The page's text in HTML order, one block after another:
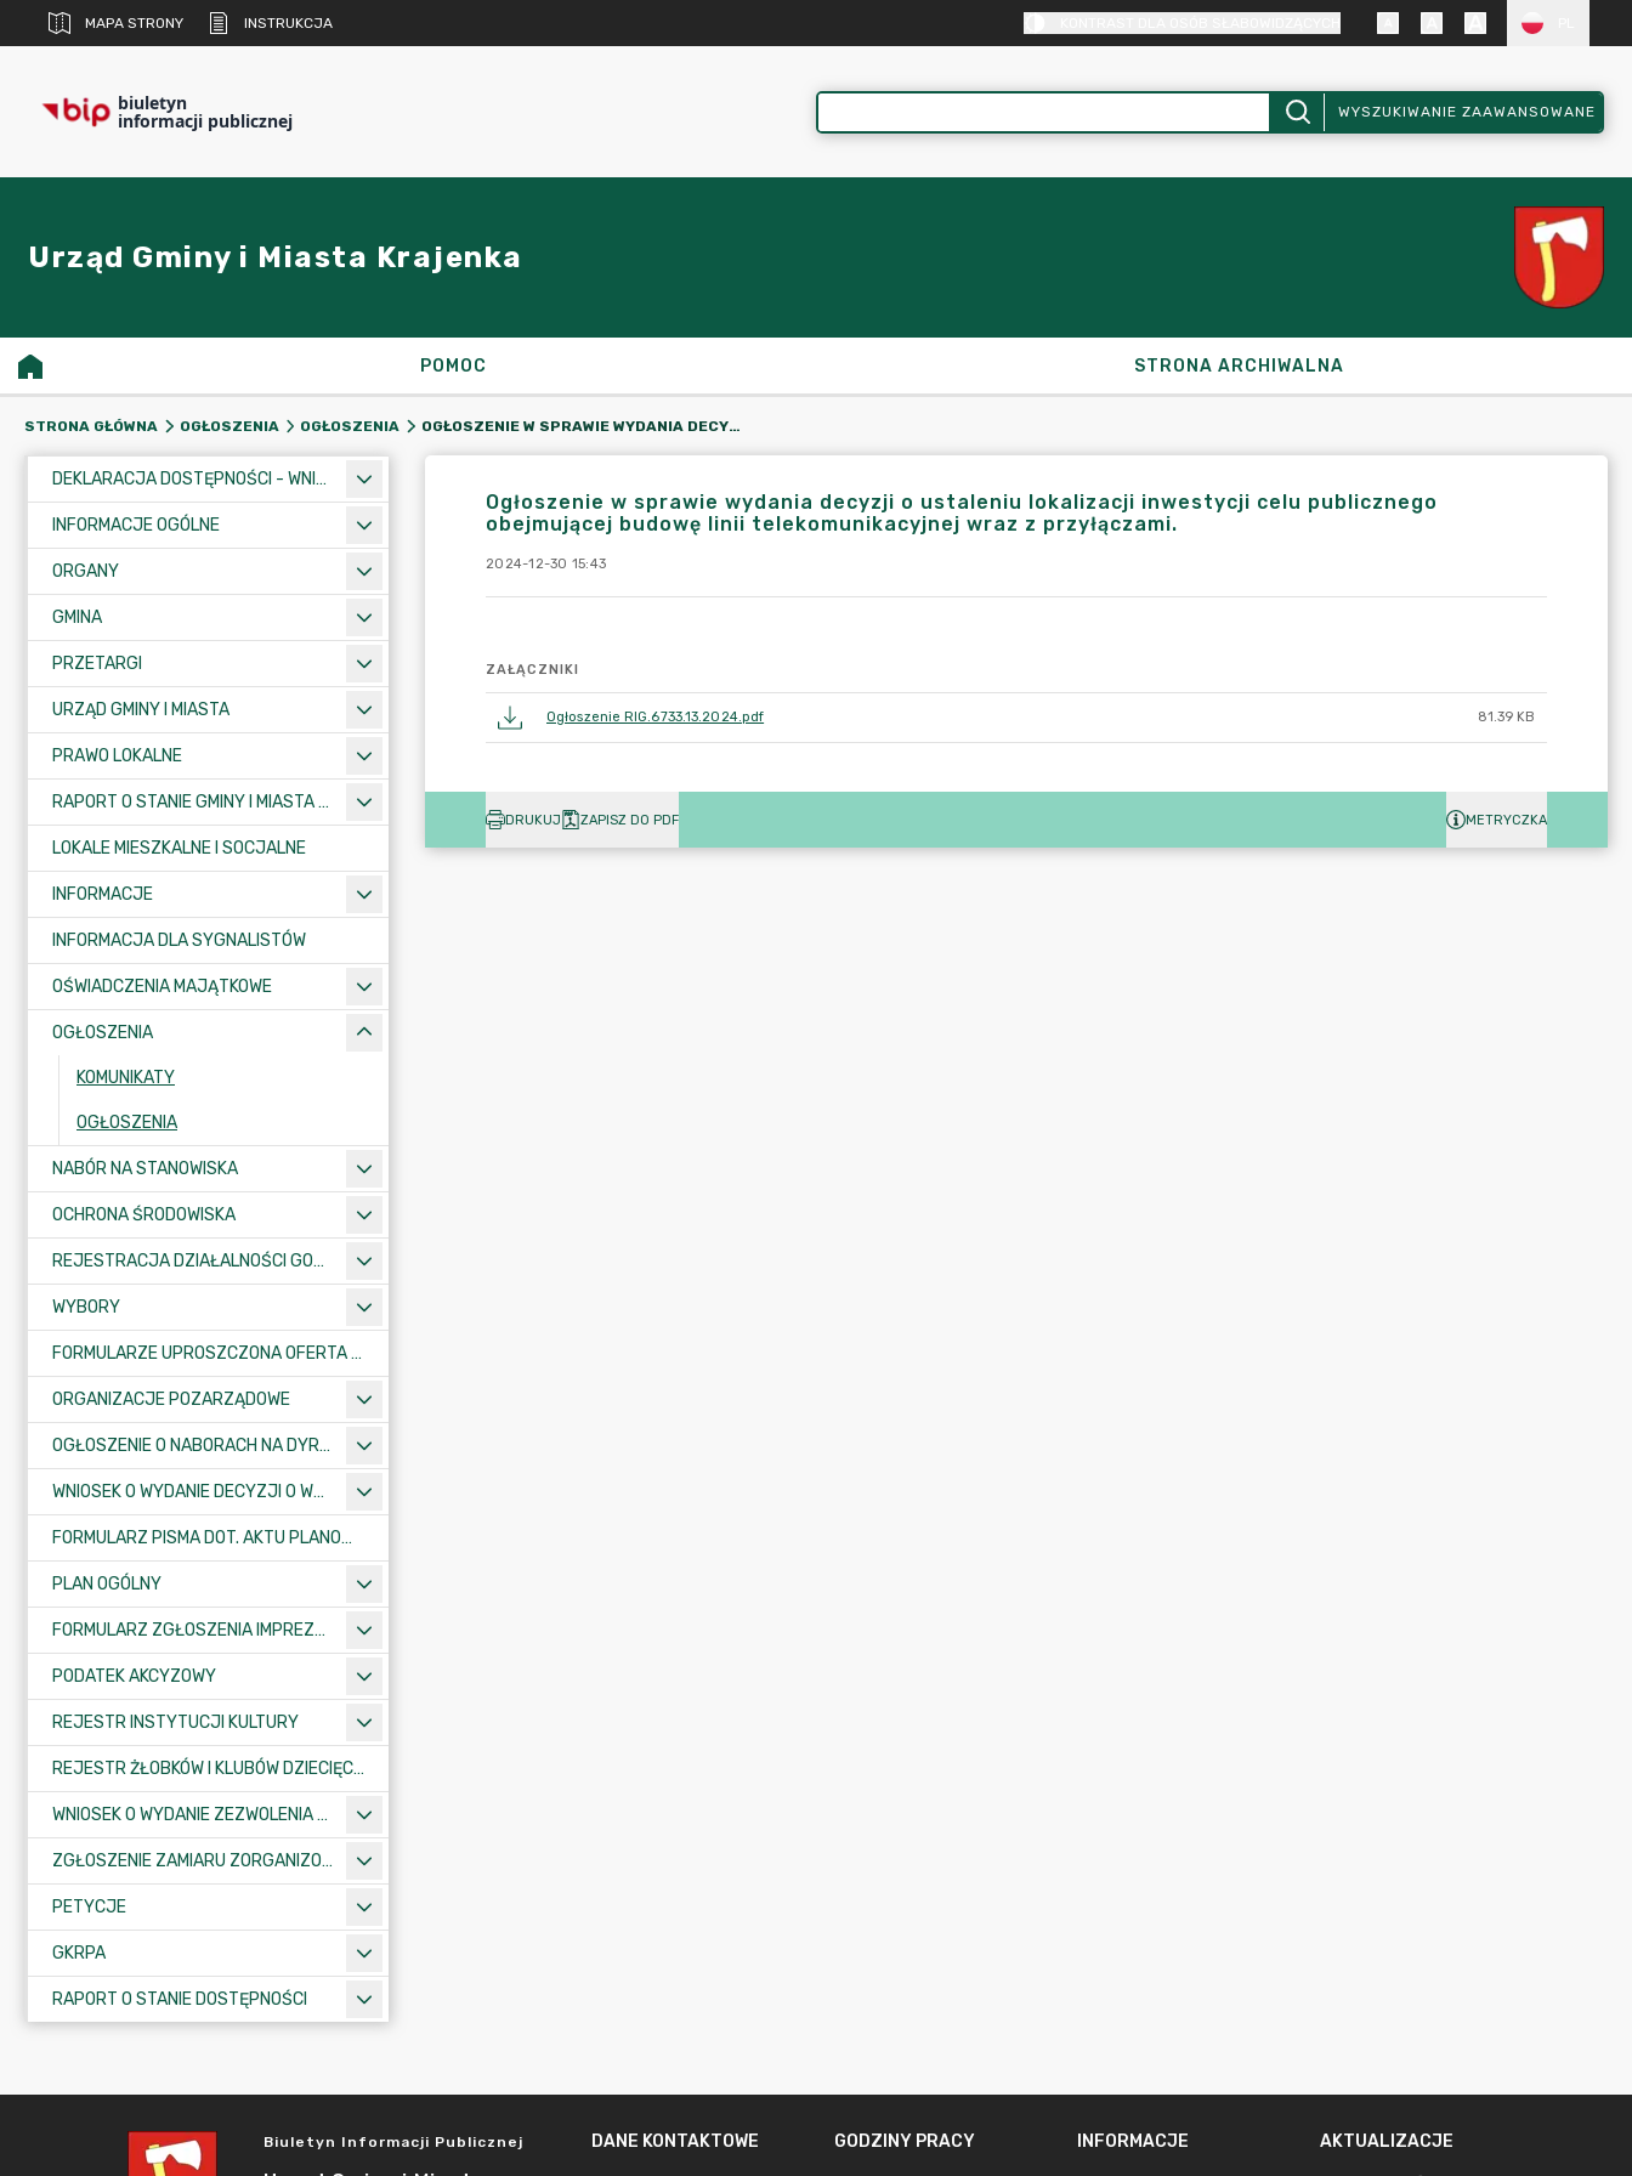
MAPA STRONY INSTRUKCJA
biuletyn
informacji publicznej WYSZUKIWANIE ZAAWANSOWANE
Urząd Gminy i Miasta Krajenka
POMOC STRONA ARCHIWALNA
STRONA GŁÓWNA OGŁOSZENIA OGŁOSZENIA OGŁOSZENIE W SPRAWIE WYDANIA DECYZJI O USTALENIU LOKALIZACJI INWESTYCJI CELU PUBLICZNEGO OBEJMUJĄCEJ BUDOWĘ LINII TELEKOMUNIKACYJNEJ WRAZ Z PRZYŁĄCZAMI.
DEKLARACJA DOSTĘPNOŚCI - WNIOSEK
INFORMACJE OGÓLNE
ORGANY
GMINA
PRZETARGI
URZĄD GMINY I MIASTA
PRAWO LOKALNE
RAPORT O STANIE GMINY I MIASTA KRAJENKA
LOKALE MIESZKALNE I SOCJALNE
INFORMACJE
INFORMACJA DLA SYGNALISTÓW
OŚWIADCZENIA MAJĄTKOWE
OGŁOSZENIA
KOMUNIKATY
OGŁOSZENIA
NABÓR NA STANOWISKA
OCHRONA ŚRODOWISKA
REJESTRACJA DZIAŁALNOŚCI GOSPODARCZEJ
WYBORY
FORMULARZE UPROSZCZONA OFERTA WYKONANIA ZADANIA PUBLICZNEGO
ORGANIZACJE POZARZĄDOWE
OGŁOSZENIE O NABORACH NA DYREKTORÓW PLACÓWEK OŚWIATOWYCH
WNIOSEK O WYDANIE DECYZJI O WARUNKACH ZABUDOWY/O USTALENIE INWESTYCJI CELU PUBLICZNEGO
FORMULARZ PISMA DOT. AKTU PLANOWANIA PRZESTRZENNEGO
PLAN OGÓLNY
FORMULARZ ZGŁOSZENIA IMPREZY SPORTOWO-REKREACYJNEJ, ARTYSTYCZNEJ LUB ROZRYWKOWEJ
PODATEK AKCYZOWY
REJESTR INSTYTUCJI KULTURY
REJESTR ŻŁOBKÓW I KLUBÓW DZIECIĘCYCH
WNIOSEK O WYDANIE ZEZWOLENIA NA ZAJĘCIE PASA DROGOWEGO
ZGŁOSZENIE ZAMIARU ZORGANIZOWANIA ZGROMADZENIA
PETYCJE
GKRPA
RAPORT O STANIE DOSTĘPNOŚCI
Ogłoszenie w sprawie wydania decyzji o ustaleniu lokalizacji inwestycji celu publicznego
obejmującej budowę linii telekomunikacyjnej wraz z przyłączami.
2024-12-30 15:43
ZAŁĄCZNIKI
Ogłoszenie RIG.6733.13.2024.pdf 81.39 KB
DRUKUJ ZAPISZ DO PDF METRYCZKA
Biuletyn Informacji Publicznej DANE KONTAKTOWE GODZINY PRACY INFORMACJE AKTUALIZACJE